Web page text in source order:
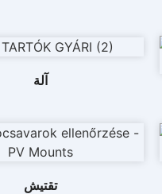
آلة
تقتيش